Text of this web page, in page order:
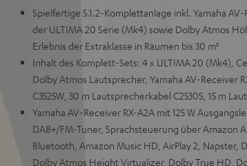
Spielfertige 5.1.2-Komplettanlage inkl. Yamaha
der ULTIMA 20 Serie (Mk4) sowie Dolby Atmos
Erlebnis der Extraklasse in Räumen bis 30 m²
Inhalt des Komplett-Sets: 4 x ULTIMA 20 (Mk4),
Dolby Atmos Lautsprecher, Yamaha AV-Receiver
C3525W, 30 m Lautsprecherkabel C2530S, 15 m
Yamaha AV-Receiver RX-A2A mit 125 W
DAB+/FM-Tuner, Sprachsteuerung über Amazon
Bluetooth, Amazon Music HD, AirPlay 2, Napster,
Dolby Atmos Height Virtualizer, Dolby True HD,